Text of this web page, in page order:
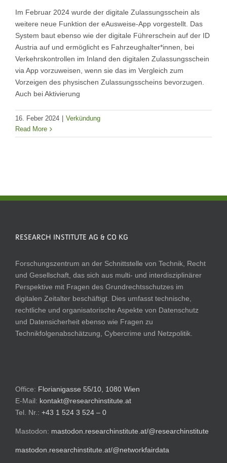
Im Februar 2024 wurde der digitale Zulassungsschein als
weitere neue Funktion der eAusweise-App vorgestellt. Das
System baut ebenso wie der digitale Führerschein auf der ID
Austria auf und ermöglicht es Fahrzeughalter*innen, bei
Verkehrskontrollen im Inland den digitalen Zulassungsschein
via App vorzuweisen, wenn sie das im Vergleich zum
Vorzeigen des physischen Zulassungsscheins bevorzugen.
Auch bei Aktivierung
16. Feber 2024
Verkündung
Read More
RESEARCH INSTITUTE AG & CO KG
Forschungszentrum an der Schnittstelle von Technik, Recht
und Gesellschaft, das sich aus multi- und interdisziplinärer
Perspektive mit Fragen des Grundrechtsschutzes im
digitalen Zeitalter beschäftigt. Dies umfasst technische,
rechtliche und organisatorische Aspekte von Datenschutz
und Datensicherheit ebenso wie Fragen zu
Technikfolgenabschätzung, Cybercrime und Netzpolitik.
Office: Florianigasse 55/10, 1080 Wien
E-Mail: kontakt@researchinstitute.at
Tel. Nr.: +43 1 524 3 524 – 0
Mastodon: mastodon.researchinstitute.at/@researchinstitute
mastodon.researchinstitute.at/@networkfairdata